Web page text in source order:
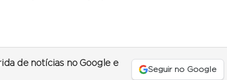
de notícias no Google e
Seguir no Google